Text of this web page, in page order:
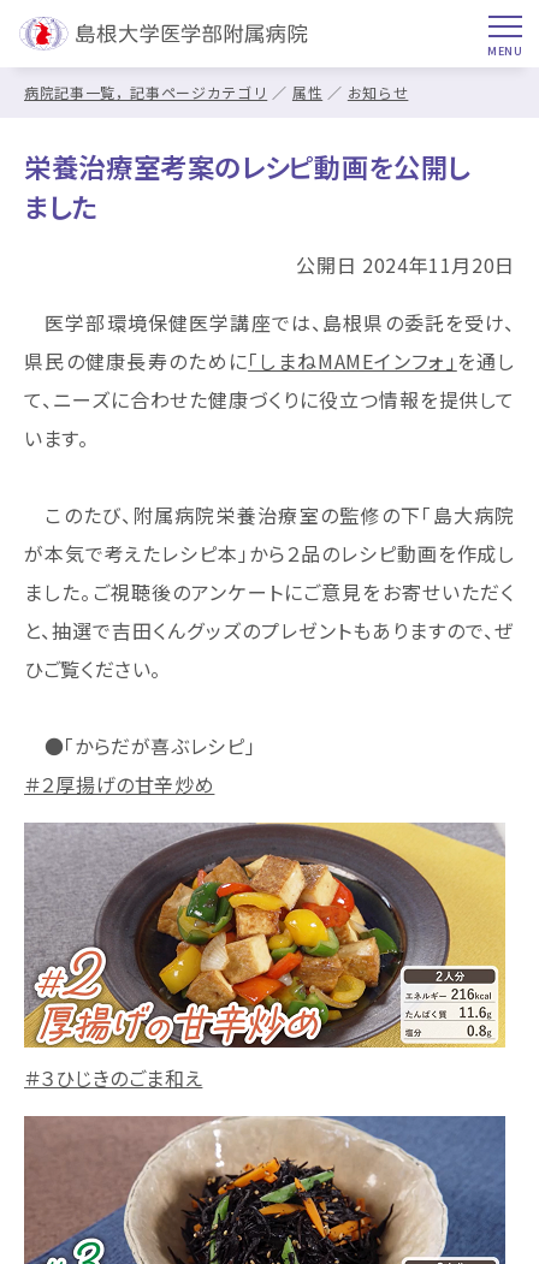
病院記事一覧，記事ページカテゴリ 属性 お知らせ
栄養治療室考案のレシピ動画を公開し
ました
公開日 2024年11月20日
医学部環境保健医学講座では、島根県の委託を受け、
県民の健康長寿のために「しまねMAMEインフォ」 を通し
て、ニーズに合わせた健康づくりに役立つ情報を提供して
います。
このたび、附属病院栄養治療室の監修の下「島大病院
が本気で考えたレシピ本」から２品のレシピ動画を作成し
ました。ご視聴後のアンケートにご意見をお寄せいただく
と、抽選で吉田くんグッズのプレゼントもありますので、ぜ
ひご覧ください。
●「からだが喜ぶレシピ」
＃２厚揚げの甘辛炒め
＃３ひじきのごま和え